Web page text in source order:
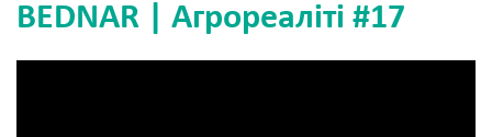
BEDNAR | Агрореаліті #17